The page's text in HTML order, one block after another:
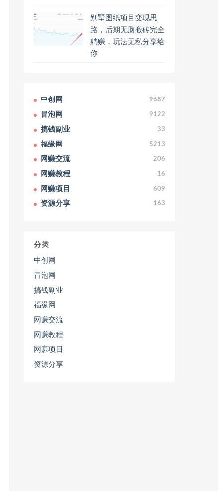
别墅图纸项目变现思
路，后期无脑搬砖完全
躺赚，玩法无私分享给
你
中创网 9687
冒泡网 9122
搞钱副业 33
福缘网 5213
网赚交流 206
网赚教程 16
网赚项目 609
资源分享 163
分类
中创网
冒泡网
搞钱副业
福缘网
网赚交流
网赚教程
网赚项目
资源分享